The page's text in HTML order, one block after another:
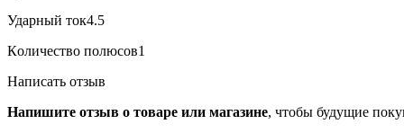
Ударный ток4.5
Кoличество полюсов1
Написать отзыв
Напишите отзыв о товаре или магазине, чтобы будущие